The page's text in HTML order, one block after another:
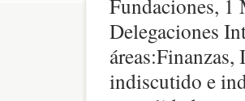
Fundaciones, 1
Delegaciones
indiscutido e